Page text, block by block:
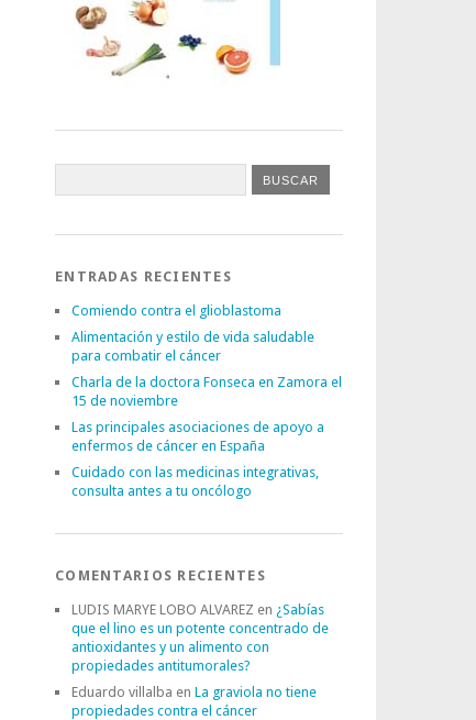
ENTRADAS RECIENTES
Comiendo contra el glioblastoma
Alimentación y estilo de vida saludable
para combatir el cáncer
Charla de la doctora Fonseca en Zamora el
15 de noviembre
Las principales asociaciones de apoyo a
enfermos de cáncer en España
Cuidado con las medicinas integrativas,
consulta antes a tu oncólogo
COMENTARIOS RECIENTES
LUDIS MARYE LOBO ALVAREZ en ¿Sabías
que el lino es un potente concentrado de
antioxidantes y un alimento con
propiedades antitumorales?
Eduardo villalba en La graviola no tiene
propiedades contra el cáncer